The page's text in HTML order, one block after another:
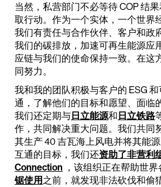
当然，私营部门不必等待 COP 结
取行动。作为一个实体，一个世界
我们有责任与合作伙伴、客户和政
我们的碳排放，加速可再生能源应
应链与我们的使命保持一致。在这
同努力。
我和我的团队积极与客户的 ESG
通，了解他们的目标和愿望、面临
我们还定期与日立能源和 日立铁路
作，共同解决重大问题。我们共同
其生产 40 吉瓦海上风电并将其能
互通的目标，我们还资助了非营利
Connection ，该组织正在帮助世
锯使用 之前，就发现非法砍伐和偷